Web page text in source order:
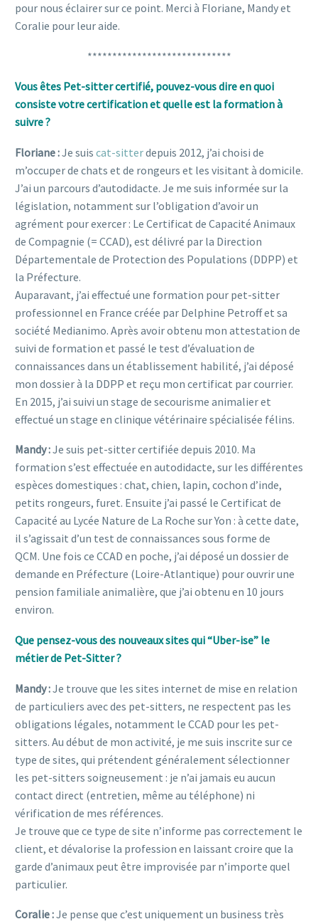
pour nous éclairer sur ce point. Merci à Floriane, Mandy et
Coralie pour leur aide.
*****************************
Vous êtes Pet-sitter certifié, pouvez-vous dire en quoi
consiste votre certification et quelle est la formation à
suivre ?
Floriane :Je suis cat-sitterdepuis 2012, j’ai choisi de
m’occuper de chats et de rongeurs et les visitant à domicile.
J’ai un parcours d’autodidacte. Je me suis informée sur la
législation, notamment sur l’obligation d’avoir un
agrément pour exercer : Le Certificat de Capacité Animaux
de Compagnie (= CCAD), est délivré par la Direction
Départementale de Protection des Populations (DDPP) et
la Préfecture.
Auparavant, j’ai effectué une formation pour pet-sitter
professionnel en France créée par Delphine Petroff et sa
société Medianimo. Après avoir obtenu mon attestation de
suivi de formation et passé le test d’évaluation de
connaissances dans un établissement habilité, j’ai déposé
mon dossier à la DDPP et reçu mon certificat par courrier.
En 2015, j’ai suivi un stage de secourisme animalier et
effectué un stage en clinique vétérinaire spécialisée félins.
Mandy :Je suis pet-sitter certifiée depuis 2010. Ma
formation s’est effectuée en autodidacte, sur les différentes
espèces domestiques : chat, chien, lapin, cochon d’inde,
petits rongeurs, furet. Ensuite j’ai passé le Certificat de
Capacité au Lycée Nature de La Roche sur Yon : à cette date,
il s’agissait d’un test de connaissances sous forme de
QCM. Une fois ce CCAD en poche, j’ai déposé un dossier de
demande en Préfecture (Loire-Atlantique) pour ouvrir une
pension familiale animalière, que j’ai obtenu en 10 jours
environ.
Que pensez-vous des nouveaux sites qui “Uber-ise” le
métier de Pet-Sitter ?
Mandy :Je trouve que les sites internet de mise en relation
de particuliers avec des pet-sitters, ne respectent pas les
obligations légales, notamment le CCAD pour les pet-
sitters. Au début de mon activité, je me suis inscrite sur ce
type de sites, qui prétendent généralement sélectionner
les pet-sitters soigneusement : je n’ai jamais eu aucun
contact direct (entretien, même au téléphone) ni
vérification de mes références.
Je trouve que ce type de site n’informe pas correctement le
client, et dévalorise la profession en laissant croire que la
garde d’animaux peut être improvisée par n’importe quel
particulier.
Coralie :Je pense que c’est uniquement un business très